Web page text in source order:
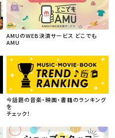
AMUのWEB決済サービス どこでも
AMU
今話題の音楽・映画・書籍のランキング
を
チェック！